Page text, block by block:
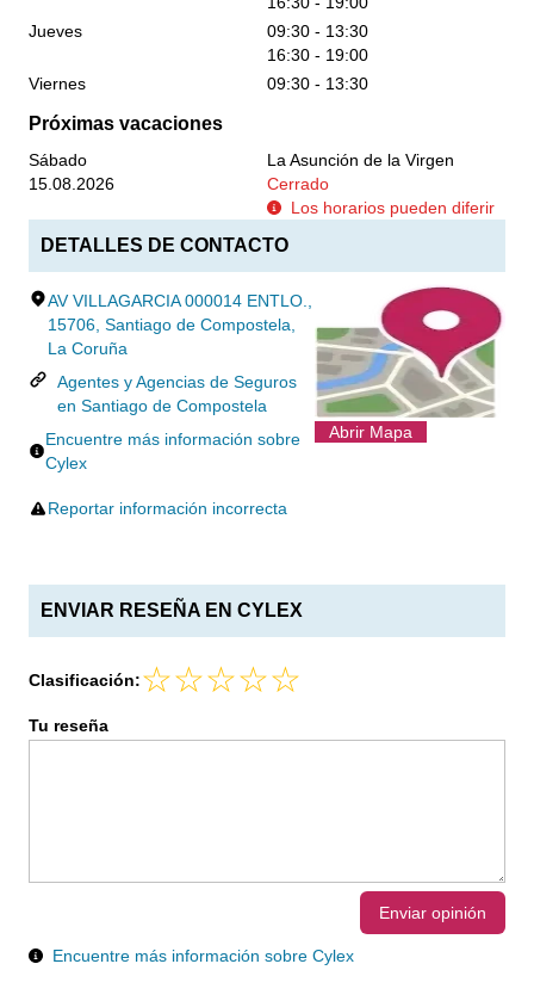
Jueves
09:30 - 13:30
16:30 - 19:00
Viernes
09:30 - 13:30
Próximas vacaciones
Sábado
La Asunción de la Virgen
15.08.2026
Cerrado
Los horarios pueden diferir
DETALLES DE CONTACTO
AV VILLAGARCIA 000014 ENTLO.,
15706, Santiago de Compostela,
La Coruña
Agentes y Agencias de Seguros
en Santiago de Compostela
Encuentre más información sobre
Cylex
Reportar información incorrecta
Abrir Mapa
ENVIAR RESEÑA EN CYLEX
Clasificación:
Tu reseña
Enviar opinión
Encuentre más información sobre Cylex